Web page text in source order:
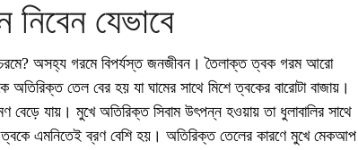
যেভাবে
অসহ্য গরমে বিপর্যস্ত জনজীবন। তৈলাক্ত ত্বক গরম আরো
তেল বের হয় যা ঘামের সাথে মিশে ত্বকের বারোটা বাজায়।
যায়। মুখে অতিরিক্ত সিবাম উৎপন্ন হওয়ায় তা ধুলাবালির সাথে
এমনিতেই ব্রণ বেশি হয়। অতিরিক্ত তেলের কারণে মুখে মেকআপ